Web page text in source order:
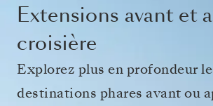
Extensions avant et
croisière
Explorez plus en profondeur
destinations phares avant ou